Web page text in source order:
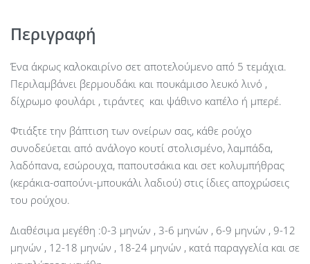
Περιγραφή
Ένα άκρως καλοκαιρίνο σετ αποτελούμενο από 5 τεμάχια.
Περιλαμβάνει βερμουδάκι και πουκάμισο λευκό λινό ,
δίχρωμο φουλάρι , τιράντες και ψάθινο καπέλο ή μπερέ.
Φτιάξτε την βάπτιση των ονείρων σας, κάθε ρούχο
συνοδεύεται από ανάλογο κουτί στολισμένο, λαμπάδα,
λαδόπανα, εσώρουχα, παπουτσάκια και σετ κολυμπήθρας
(κεράκια-σαπούνι-μπουκάλι λαδιού) στις ίδιες αποχρώσεις
του ρούχου.
Διαθέσιμα μεγέθη :0-3 μηνών , 3-6 μηνών , 6-9 μηνών , 9-12
μηνών , 12-18 μηνών , 18-24 μηνών , κατά παραγγελία και σε